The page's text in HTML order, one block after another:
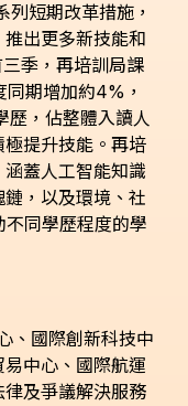
短期改革措施，
出更多新技能和
季，再培訓局課
期增加約4%，
歷，佔整體入讀人
提升技能。再培
蓋人工智能知識
，以及環境、社
同學歷程度的學
、國際創新科技中
中心、國際航運
及爭議解決服務